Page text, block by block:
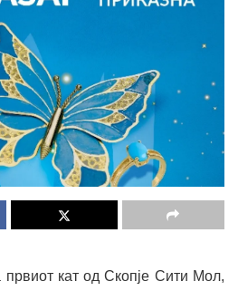
кат од Скопје Сити Мол,